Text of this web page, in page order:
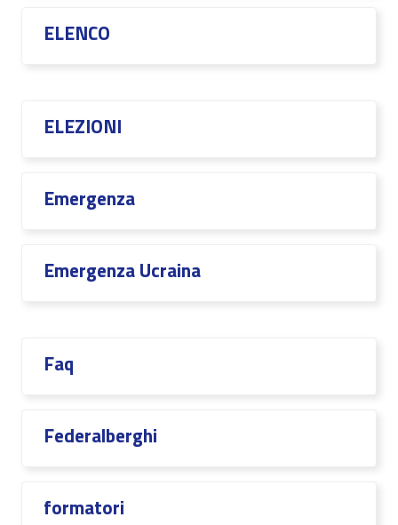
ELENCO
ELEZIONI
Emergenza
Emergenza Ucraina
Faq
Federalberghi
formatori